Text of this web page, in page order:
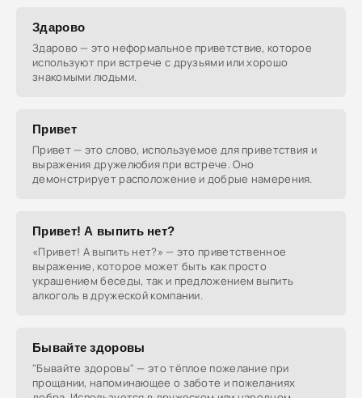
Здарово
Здарово — это неформальное приветствие, которое
используют при встрече с друзьями или хорошо
знакомыми людьми.
Привет
Привет — это слово, используемое для приветствия и
выражения дружелюбия при встрече. Оно
демонстрирует расположение и добрые намерения.
Привет! А выпить нет?
«Привет! А выпить нет?» — это приветственное
выражение, которое может быть как просто
украшением беседы, так и предложением выпить
алкоголь в дружеской компании.
Бывайте здоровы
"Бывайте здоровы" — это тёплое пожелание при
прощании, напоминающее о заботе и пожеланиях